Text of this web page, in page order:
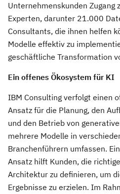
Unternehmenskunden Zugang
Experten, darunter 21.000
Consultants, die ihnen helfen
Modelle effektiv zu
geschäftliche Transformation
Ein offenes Ökosystem für KI
IBM Consulting verfolgt einen
Ansatz für die Planung, den
und den Betrieb von
mehrere Modelle in
Branchenführern umfassen.
Ansatz hilft Kunden, die
Architektur zu definieren, um
Ergebnisse zu erzielen. Im